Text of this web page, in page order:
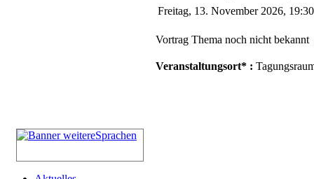
Freitag, 13. November 2026, 19:30
Vortrag Thema noch nicht bekannt
Veranstaltungsort* :